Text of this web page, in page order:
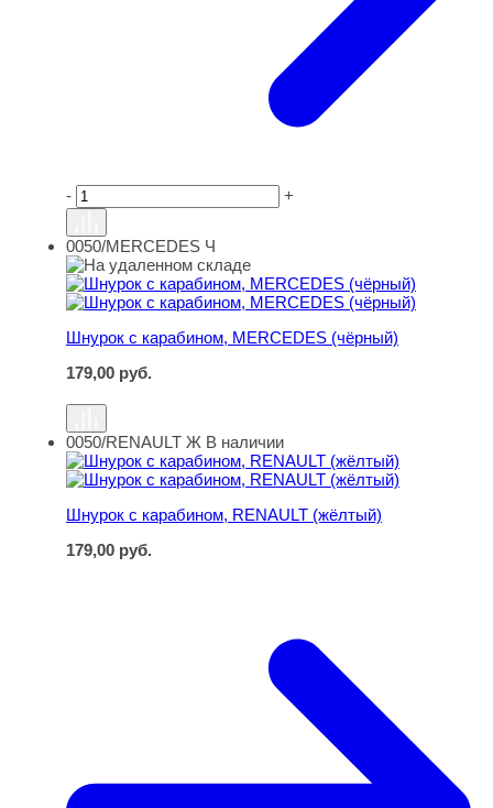
- +
Шнурок с карабином, MERCEDES (чёрный)
0050/MERCEDES Ч
Шнурок с карабином, MERCEDES (чёрный)
179,00 руб.
Шнурок с карабином, RENAULT (жёлтый)
0050/RENAULT Ж В наличии
Шнурок с карабином, RENAULT (жёлтый)
179,00 руб.